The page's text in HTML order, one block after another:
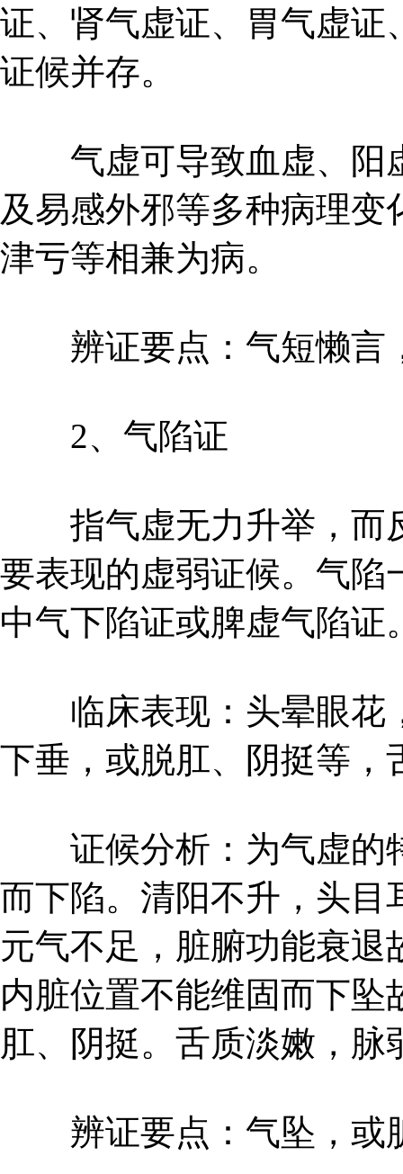
证、肾气虚证、胃气虚证
证候并存。
气虚可导致血虚、阳
及易感外邪等多种病理
津亏等相兼为病。
辨证要点：气短懒言
2、气陷证
指气虚无力升举，而
要表现的虚弱证候。气陷
中气下陷证或脾虚气陷证
临床表现：头晕眼花
下垂，或脱肛、阴挺等，
证候分析：为气虚的
而下陷。清阳不升，头目
元气不足，脏腑功能衰
内脏位置不能维固而下
肛、阴挺。舌质淡嫩，脉
辨证要点：气坠，或